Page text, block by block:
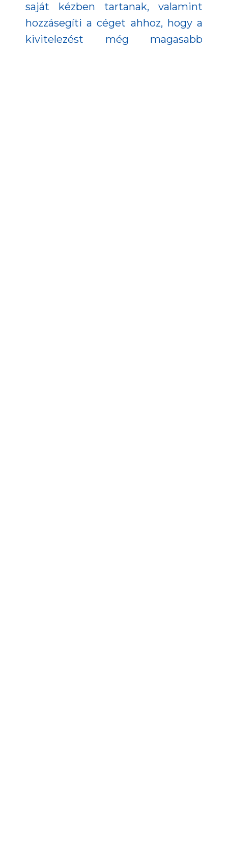
saját kézben tartanak, valamint
hozzásegíti a céget ahhoz, hogy a
kivitelezést még magasabb